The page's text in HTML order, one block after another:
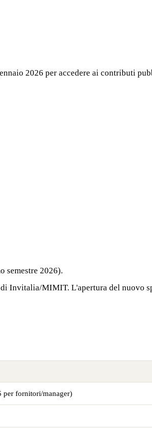
2026 per accedere ai contributi
semestre 2026).
Invitalia/MIMIT. L'apertura del nuovo
per fornitori/manager)